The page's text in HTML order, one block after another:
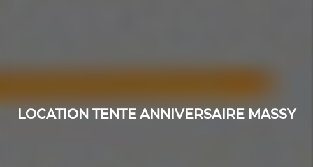
LOCATION TENTE ANNIVERSAIRE MASSY